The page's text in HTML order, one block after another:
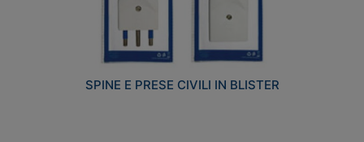
SPINE E PRESE CIVILI IN BLISTER